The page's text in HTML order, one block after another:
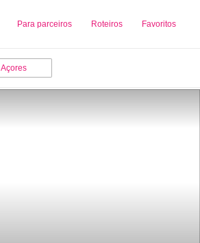
Para parceiros Roteiros Favoritos
Sobre nós Adicionar uma Empresa
Açores